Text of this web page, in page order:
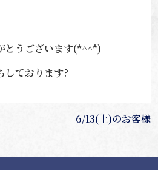
とうございます(*^^*)
しております?
6/13(土)のお客様